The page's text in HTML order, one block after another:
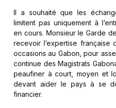
Il a souhaité que les
limitent pas uniquement à
en cours. Monsieur le Garde
recevoir l’expertise française
occasions au Gabon, pour
continue des Magistrats
peaufiner à court, moyen et
devant aider le pays à se
financier.